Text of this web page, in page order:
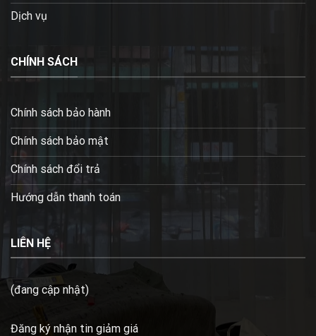
Dịch vụ
CHÍNH SÁCH
Chính sách bảo hành
Chính sách bảo mật
Chính sách đổi trả
Hướng dẫn thanh toán
LIÊN HỆ
(đang cập nhật)
Đăng ký nhận tin giảm giá